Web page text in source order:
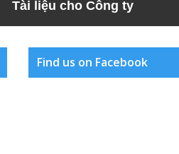
Tài liệu cho Công ty
Find us on Facebook